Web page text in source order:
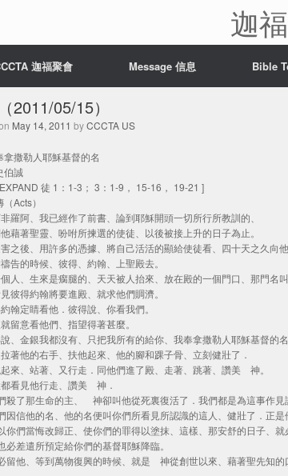
迦
迦福聚會 Message 信息 Bible
2011/05/15）
May 14, 2011 byCCCTA US
拿撒勒人耶穌基督的名
伯誠
徒 1：1-3； 3：1-9， 15-16， 19-21 ]
Acts）
羅阿、我已經作了前書、論到耶穌開頭一切所行所教訓的、
藉著聖靈、吩咐所揀選的使徒、以後被接上升的日子為止。
之後、用許多的憑據、將自己活活的顯給使徒看、四十天之久向
告的時候、彼得、約翰、上聖殿去。
人、生來是瘸腿的、天天被人抬來、放在殿的一個門口、那門名
彼得約翰將要進殿、就求他們賙濟。
翰定睛看他．彼得說、你看我們。
留意看他們、指望得著甚麼。
、金銀我都沒有、只把我所有的給你、我奉拿撒勒人耶穌基督的名
著他的右手、扶他起來、他的腳和踝子骨、立刻健壯了．
來、站著、又行走．同他們進了殿、走著、跳著、讚美 神。
看見他行走、讚美 神．
殺了那生命的主、 神卻叫他從死裏復活了．我們都是為這事作見
因信他的名、他的名便叫你們所看見所認識的這人、健壯了．正是
你們當悔改歸正、使你們的罪得以塗抹、這樣、那安舒的日子、就
必差遣所預定給你們的基督耶穌降臨。
留他、等到萬物復興的時候、就是 神從創世以來、藉著聖先知的